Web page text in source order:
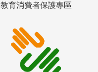
教育消費者保護專區